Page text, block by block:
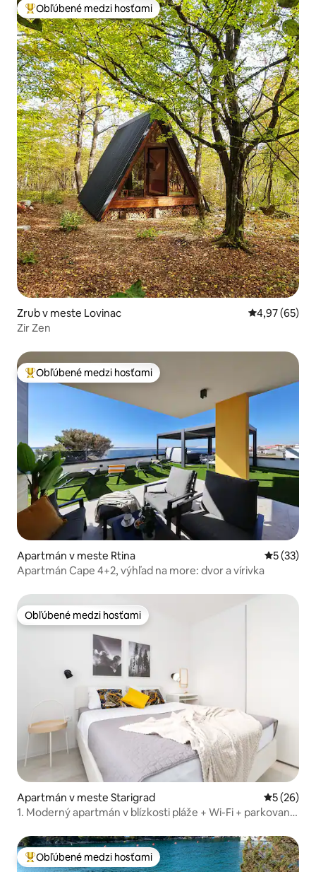
Najobľúbenejšie medzi hosťami
Obľúbené medzi hosťami
Zrub v meste Lovinac Priemerné
4,97 (65)
Zir Zen
Najobľúbenejšie medzi hosťami
Obľúbené medzi hosťami
Apartmán v meste Rtina
5 (33)
Apartmán Cape 4+2, výhľad na more: dvor a vírivka
Obľúbené medzi hosťami
Obľúbené medzi hosťami
Apartmán v meste Starigrad
5 (26)
1. Moderný apartmán v blízkosti pláže + Wi-Fi + parkovanie
Najobľúbenejšie medzi hosťami
Obľúbené medzi hosťami